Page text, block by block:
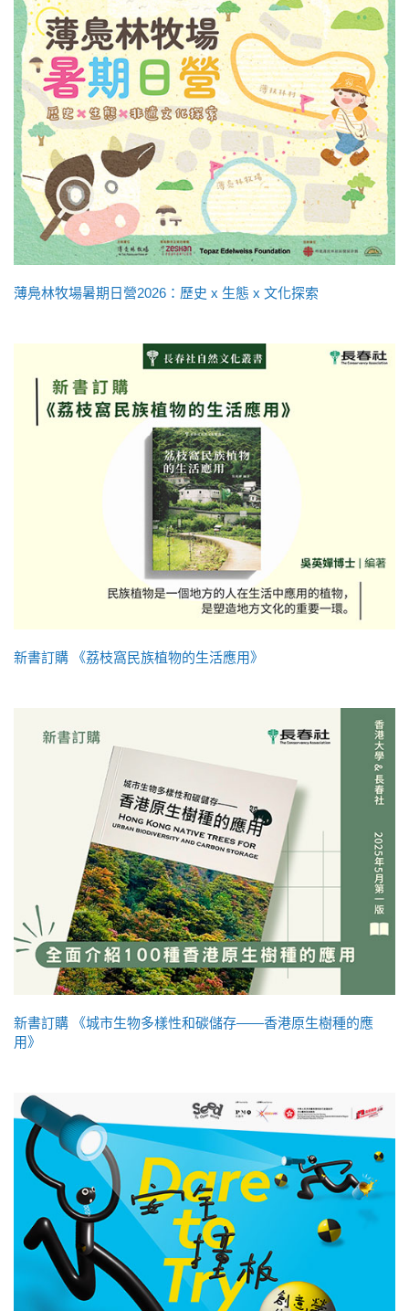
薄鳧林牧場暑期日營2026：歷史 x 生態 x 文化探索
新書訂購 《荔枝窩民族植物的生活應用》
新書訂購 《城市生物多樣性和碳儲存——香港原生樹種的應
用》